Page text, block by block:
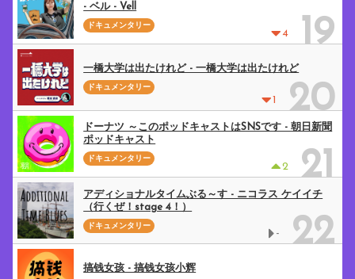
4 19
- ベル - Vell
ドキュメンタリー
1 20
一橋大学は出たけれど - 一橋大学は出たけれど
ドキュメンタリー
2 21
ドーナツ ～このポッドキャストはSNSです - 朝日新聞
ポッドキャスト
ドキュメンタリー
- 22
アディショナルタイムぶる～す - ニコラス ケイイチ
（行くぜ！stage 4！）
ドキュメンタリー
搞钱女孩 - 搞钱女孩小辉